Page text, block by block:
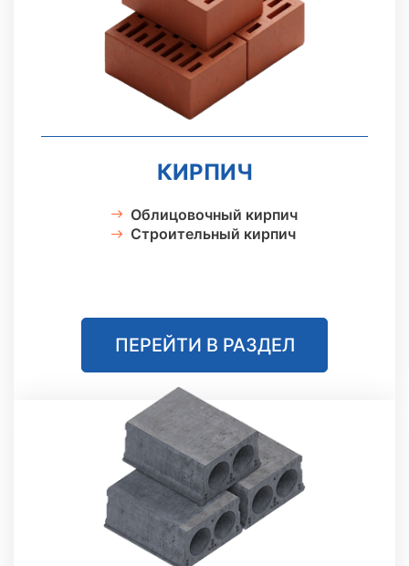
КИРПИЧ
Облицовочный кирпич
Строительный кирпич
ПЕРЕЙТИ В РАЗДЕЛ